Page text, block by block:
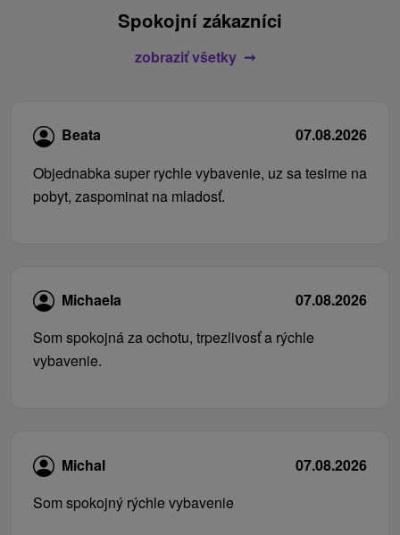
Spokojní zákazníci
zobraziť všetky
Beata
07.08.2026
Objednabka super rychle vybavenie, uz sa tesime na
pobyt, zaspominat na mladosť.
Michaela
07.08.2026
Som spokojná za ochotu, trpezlivosť a rýchle
vybavenie.
Michal
07.08.2026
Som spokojný rýchle vybavenie